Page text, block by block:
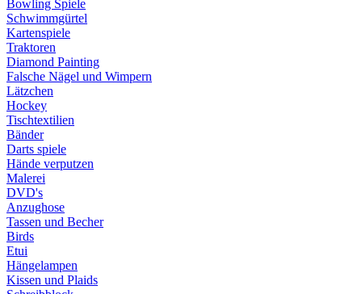
Bowling Spiele
Schwimmgürtel
Kartenspiele
Traktoren
Diamond Painting
Falsche Nägel und Wimpern
Lätzchen
Hockey
Tischtextilien
Bänder
Darts spiele
Hände verputzen
Malerei
DVD's
Anzughose
Tassen und Becher
Birds
Etui
Hängelampen
Kissen und Plaids